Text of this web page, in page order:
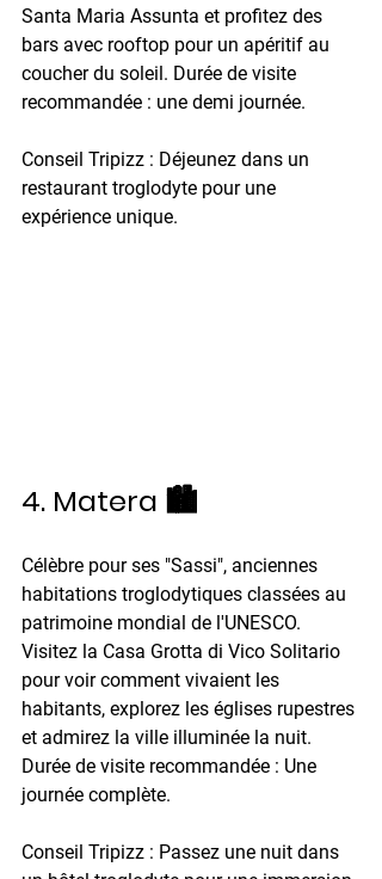
Santa Maria Assunta et profitez des
bars avec rooftop pour un apéritif au
coucher du soleil. Durée de visite
recommandée : une demi journée.
Conseil Tripizz : Déjeunez dans un
restaurant troglodyte pour une
expérience unique.
4. Matera 🏙️
Célèbre pour ses "Sassi", anciennes
habitations troglodytiques classées au
patrimoine mondial de l'UNESCO.
Visitez la Casa Grotta di Vico Solitario
pour voir comment vivaient les
habitants, explorez les églises rupestres
et admirez la ville illuminée la nuit.
Durée de visite recommandée : Une
journée complète.
Conseil Tripizz : Passez une nuit dans